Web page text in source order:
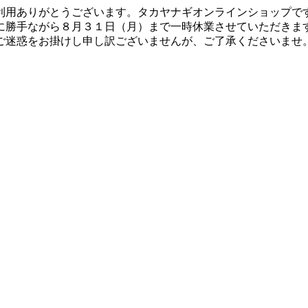
用ありがとうございます。タカヤナギオンラインショップで
勝手ながら８月３１日（月）まで一時休業させていただきま
迷惑をお掛けし申し訳ございませんが、ご了承くださいませ。